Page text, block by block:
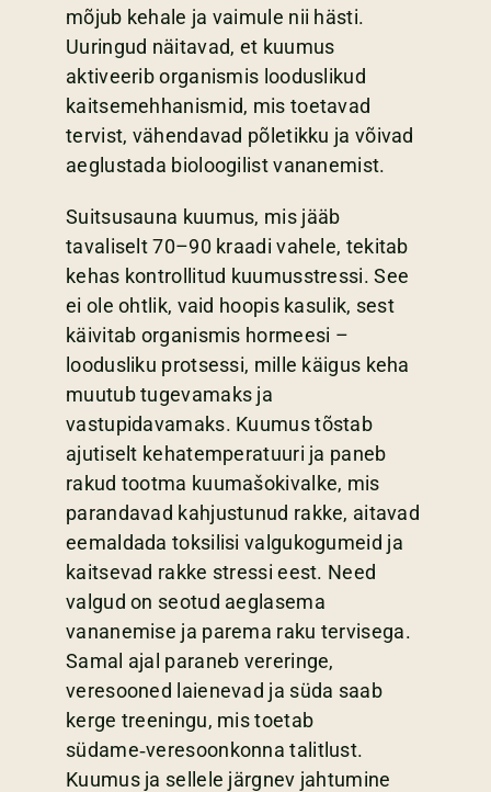
mõjub kehale ja vaimule nii hästi.
Uuringud näitavad, et kuumus
aktiveerib organismis looduslikud
kaitsemehhanismid, mis toetavad
tervist, vähendavad põletikku ja võivad
aeglustada bioloogilist vananemist.
Suitsusauna kuumus, mis jääb
tavaliselt 70–90 kraadi vahele, tekitab
kehas kontrollitud kuumusstressi. See
ei ole ohtlik, vaid hoopis kasulik, sest
käivitab organismis hormeesi –
loodusliku protsessi, mille käigus keha
muutub tugevamaks ja
vastupidavamaks. Kuumus tõstab
ajutiselt kehatemperatuuri ja paneb
rakud tootma kuumašokivalke, mis
parandavad kahjustunud rakke, aitavad
eemaldada toksilisi valgukogumeid ja
kaitsevad rakke stressi eest. Need
valgud on seotud aeglasema
vananemise ja parema raku tervisega.
Samal ajal paraneb vereringe,
veresooned laienevad ja süda saab
kerge treeningu, mis toetab
südame‑veresoonkonna talitlust.
Kuumus ja sellele järgnev jahtumine